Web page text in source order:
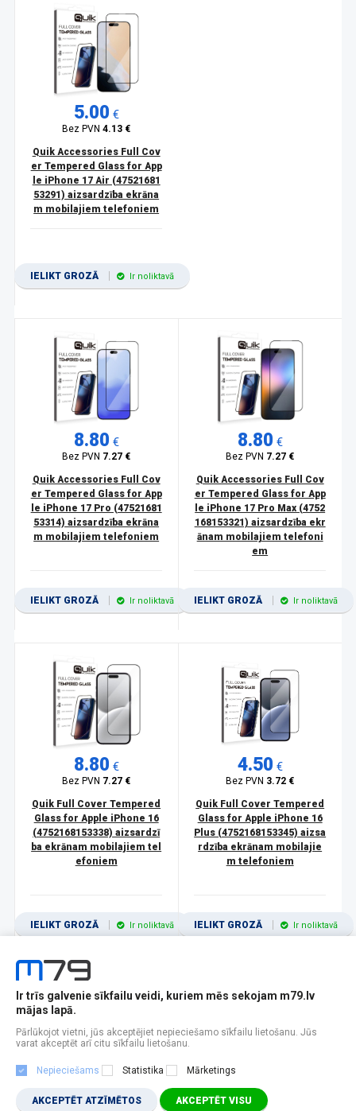
5.00 €
Bez PVN4.13 €
Quik Accessories Full Cov
er Tempered Glass for App
le iPhone 17 Air (47521681
53291) aizsardzība ekrāna
m mobilajiem telefoniem
IELIKT GROZĀ Ir noliktavā
8.80 €
Bez PVN 7.27 €
Quik Accessories Full Cov
er Tempered Glass for App
le iPhone 17 Pro (47521681
53314) aizsardzība ekrāna
m mobilajiem telefoniem
IELIKT GROZĀ Ir noliktavā
8.80 €
Bez PVN 7.27 €
Quik Accessories Full Cov
er Tempered Glass for App
le iPhone 17 Pro Max (4752
168153321) aizsardzība ekr
ānam mobilajiem telefoni
em
IELIKT GROZĀ Ir noliktavā
8.80 €
Bez PVN 7.27 €
Quik Full Cover Tempered
Glass for Apple iPhone 16
(4752168153338) aizsardzī
ba ekrānam mobilajiem tel
efoniem
IELIKT GROZĀ Ir noliktavā
4.50 €
Bez PVN 3.72 €
Quik Full Cover Tempered
Glass for Apple iPhone 16
Plus (4752168153345) aizsa
rdzība ekrānam mobilajie
m telefoniem
IELIKT GROZĀ Ir noliktavā
1 2 3 4 5 6 7 8 9 10 11
Popularitātes Rādīt 12
Ir trīs galvenie sīkfailu veidi, kuriem mēs sekojam m79.lv
mājas lapā.
Pārlūkojot vietni, jūs akceptējiet nepieciešamo sīkfailu lietošanu. Jūs
varat akceptēt arī citu sīkfailu lietošanu.
Nepieciešams Statistika Mārketings
AKCEPTĒT ATZĪMĒTOS AKCEPTĒT VISU